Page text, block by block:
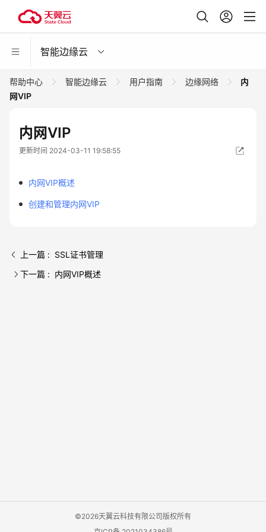
智能边缘云
帮助中心 智能边缘云 用户指南 边缘网络
内
网VIP
内网VIP
更新时间 2024-03-11 19:58:55
内网VIP概述
创建和管理内网VIP
上一篇 : SSL证书管理
下一篇 : 内网VIP概述
©2026天翼云科技有限公司版权所有